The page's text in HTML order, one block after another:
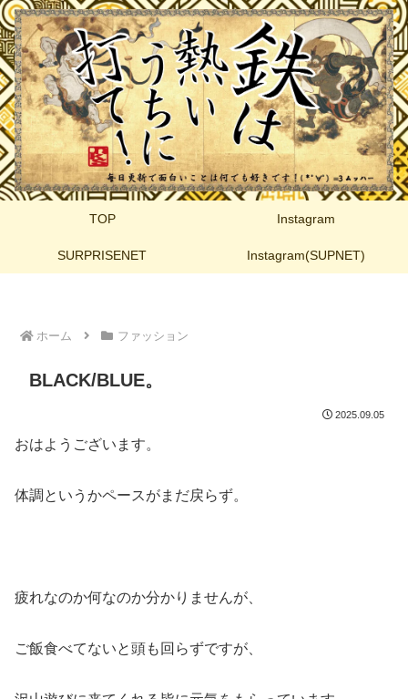
TOP Instagram
SURPRISENET Instagram(SUPNET)
ホーム ファッション
BLACK/BLUE。
2025.09.05
おはようございます。
体調というかペースがまだ戻らず。
疲れなのか何なのか分かりませんが、
ご飯食べてないと頭も回らずですが、